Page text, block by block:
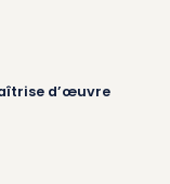
d’œuvre